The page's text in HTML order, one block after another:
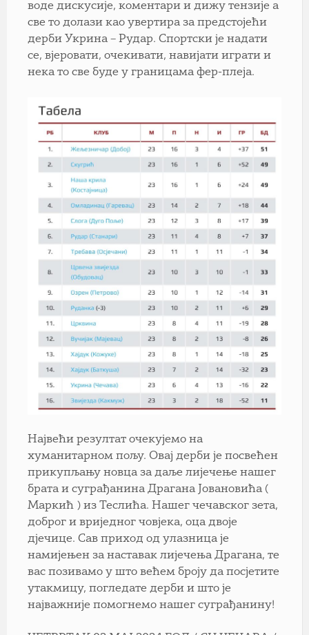
воде дискусије, коментари и дижу тензије а
све то долази као увертира за предстојећи
дерби Укрина – Рудар. Спортски је надати
се, вјеровати, очекивати, навијати играти и
нека то све буде у границама фер-плеја.
Највећи резултат очекујемо на
хуманитарном пољу. Овај дерби је посвећен
прикупљању новца за даље лијечење нашег
брата и суграђанина Драгана Јовановића (
Маркић ) из Теслића. Нашег чечавског зета,
доброг и вриједног човјека, оца двоје
дјечице. Сав приход од улазница је
намијењен за наставак лијечења Драгана, те
вас позивамо у што већем броју да посјетите
утакмицу, погледате дерби и што је
најважније помогнемо нашег суграђанину!